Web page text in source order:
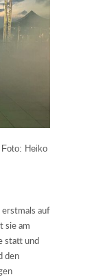
Heiko
erstmals auf
sie am
statt und
den